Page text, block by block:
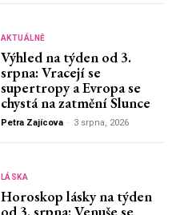
AKTUÁLNĚ
Výhled na týden od 3.
srpna: Vracejí se
supertropy a Evropa se
chystá na zatmění Slunce
Petra Zajícova - 3 srpna, 2026
LÁSKA
Horoskop lásky na týden